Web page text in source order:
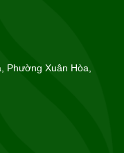
Phường Xuân Hòa,